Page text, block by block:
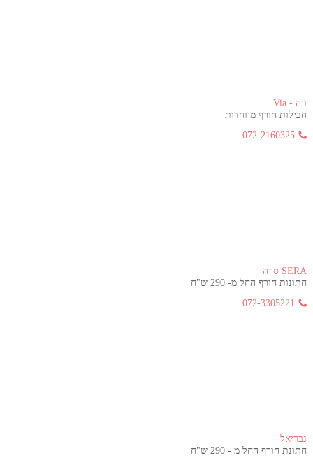
ויה - Via
חבילות חורף מיוחדות
072-2160325
SERA סרה
חתונות חורף החל מ- 290 ש"ח
072-3305221
גבריאל
חתונת חורף החל מ - 290 ש"ח